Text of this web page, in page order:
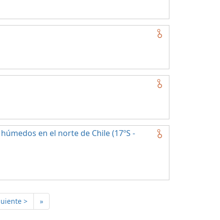
en el norte de Chile (17ºS -
> »